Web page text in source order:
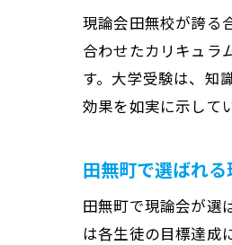
現論会田無校が誇る
合わせたカリキュラ
す。大学受験は、知
効果を如実に示して
田無町で選ばれ
田無町で現論会が選
は各生徒の目標達成